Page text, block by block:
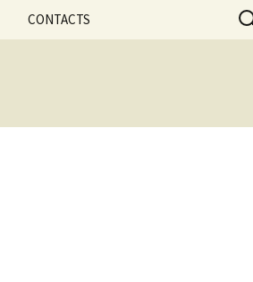
et sites Web
CONTACTS